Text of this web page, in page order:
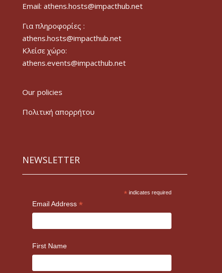
Email: athens.hosts@impacthub.net
Για πληροφορίες :
athens.hosts@impacthub.net
Κλείσε χώρο:
athens.events@impacthub.net
Our policies
Πολιτική απορρήτου
NEWSLETTER
* indicates required
Email Address *
First Name